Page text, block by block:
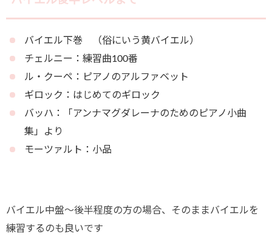
バイエル下巻 （俗にいう黄バイエル）
チェルニー：練習曲100番
ル・クーペ：ピアノのアルファベット
ギロック：はじめてのギロック
バッハ：「アンナマグダレーナのためのピアノ小曲
集」より
モーツァルト：小品
バイエル中盤～後半程度の方の場合、そのままバイエルを
練習するのも良いです